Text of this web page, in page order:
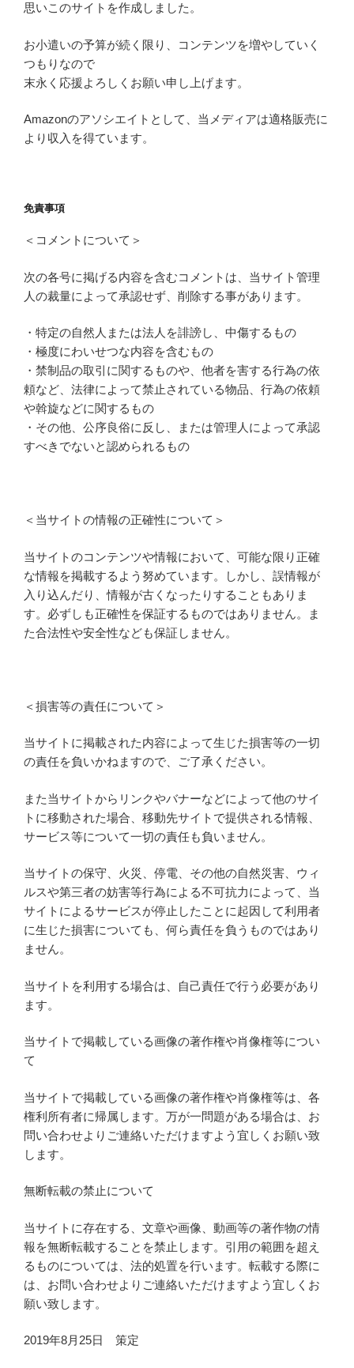
思いこのサイトを作成しました。
お小遣いの予算が続く限り、コンテンツを増やしていく
つもりなので
末永く応援よろしくお願い申し上げます。
Amazonのアソシエイトとして、当メディアは適格販売に
より収入を得ています。
免責事項
＜コメントについて＞
次の各号に掲げる内容を含むコメントは、当サイト管理
人の裁量によって承認せず、削除する事があります。
・特定の自然人または法人を誹謗し、中傷するもの
・極度にわいせつな内容を含むもの
・禁制品の取引に関するものや、他者を害する行為の依
頼など、法律によって禁止されている物品、行為の依頼
や斡旋などに関するもの
・その他、公序良俗に反し、または管理人によって承認
すべきでないと認められるもの
＜当サイトの情報の正確性について＞
当サイトのコンテンツや情報において、可能な限り正確
な情報を掲載するよう努めています。しかし、誤情報が
入り込んだり、情報が古くなったりすることもありま
す。必ずしも正確性を保証するものではありません。ま
た合法性や安全性なども保証しません。
＜損害等の責任について＞
当サイトに掲載された内容によって生じた損害等の一切
の責任を負いかねますので、ご了承ください。
また当サイトからリンクやバナーなどによって他のサイ
トに移動された場合、移動先サイトで提供される情報、
サービス等について一切の責任も負いません。
当サイトの保守、火災、停電、その他の自然災害、ウィ
ルスや第三者の妨害等行為による不可抗力によって、当
サイトによるサービスが停止したことに起因して利用者
に生じた損害についても、何ら責任を負うものではあり
ません。
当サイトを利用する場合は、自己責任で行う必要があり
ます。
当サイトで掲載している画像の著作権や肖像権等につい
て
当サイトで掲載している画像の著作権や肖像権等は、各
権利所有者に帰属します。万が一問題がある場合は、お
問い合わせよりご連絡いただけますよう宜しくお願い致
します。
無断転載の禁止について
当サイトに存在する、文章や画像、動画等の著作物の情
報を無断転載することを禁止します。引用の範囲を超え
るものについては、法的処置を行います。転載する際に
は、お問い合わせよりご連絡いただけますよう宜しくお
願い致します。
2019年8月25日 策定